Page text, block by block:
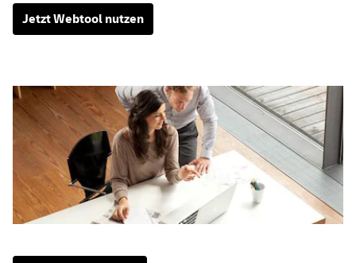
Jetzt Webtool nutzen